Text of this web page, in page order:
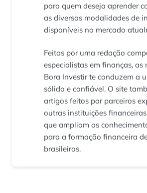
para quem deseja aprender
as diversas modalidades de
disponíveis no mercado
Feitas por uma redação
especialistas em finanças, as
Bora Investir te conduzem a
sólido e confiável. O site
artigos feitos por parceiros
outras instituições
que ampliam os
para a formação financeira
brasileiros.